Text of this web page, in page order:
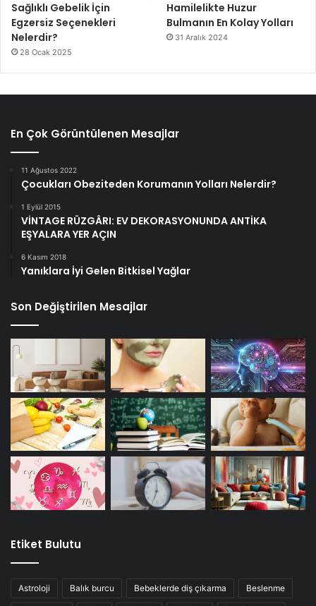
Sağlıklı Gebelik İçin
Egzersiz Seçenekleri
Nelerdir?
28 Ocak 2025
Hamilelikte Huzur
Bulmanın En Kolay Yolları
31 Aralık 2024
En Çok Görüntülenen Mesajlar
11 Ağustos 2022
Çocukları Obeziteden Korumanın Yolları Nelerdir?
1 Eylül 2015
VİNTAGE RÜZGÂRI: EV DEKORASYONUNDA ANTİKA
EŞYALARA YER AÇIN
6 Kasım 2018
Yanıklara İyi Gelen Bitkisel Yağlar
Son Değiştirilen Mesajlar
Etiket Bulutu
Astroloji Balık burcu Bebeklerde diş çıkarma Beslenme